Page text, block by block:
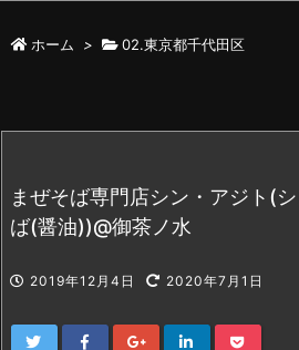
ホーム > 02.東京都千代田区
まぜそば専門店シン・アジト(
ば(醤油))@御茶ノ水
2019年12月4日 2020年7月1日